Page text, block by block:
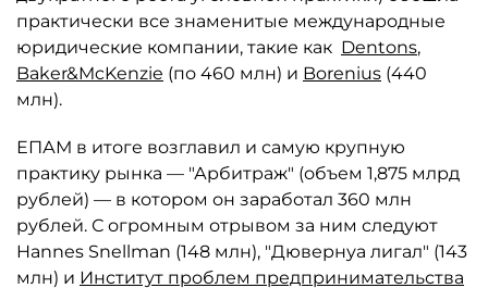
практически все знаменитые международные
юридические компании, такие как Dentons,
Baker&McKenzie (по 460 млн) и Borenius (440
млн).
ЕПАМ в итоге возглавил и самую крупную
практику рынка — "Арбитраж" (объем 1,875 млрд
рублей) — в котором он заработал 360 млн
рублей. С огромным отрывом за ним следуют
Hannes Snellman (148 млн), "Дювернуа лигал" (143
млн) и Институт проблем предпринимательства